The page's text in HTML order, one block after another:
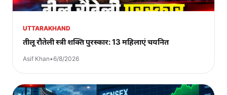
UTTARAKHAND
तीलू रौतेली स्त्री शक्ति पुरस्कार: 13 महिलाएं चयनित
Asif Khan•6/8/2026